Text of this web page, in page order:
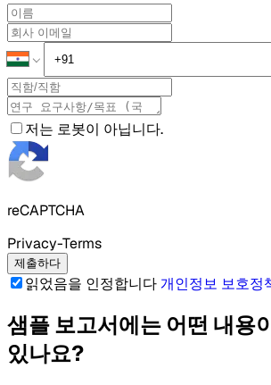
저는 로봇이 아닙니다.
reCAPTCHA
Privacy-Terms
제출하다
읽었음을 인정합니다개인정보 보호정
샘플 보고서에는 어떤 내용
있나요?